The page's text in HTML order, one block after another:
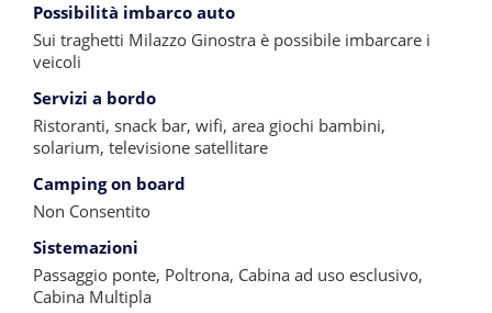
Possibilità imbarco auto
Sui traghetti Milazzo Ginostra è possibile imbarcare i
veicoli
Servizi a bordo
Ristoranti, snack bar, wifi, area giochi bambini,
solarium, televisione satellitare
Camping on board
Non Consentito
Sistemazioni
Passaggio ponte, Poltrona, Cabina ad uso esclusivo,
Cabina Multipla